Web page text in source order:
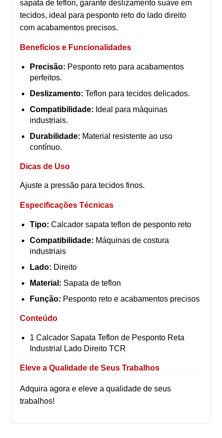
sapata de teflon, garante deslizamento suave em
tecidos, ideal para pesponto reto do lado direito
com acabamentos precisos.
Benefícios e Funcionalidades
Precisão: Pesponto reto para acabamentos
perfeitos.
Deslizamento: Teflon para tecidos delicados.
Compatibilidade: Ideal para máquinas
industriais.
Durabilidade: Material resistente ao uso
contínuo.
Dicas de Uso
Ajuste a pressão para tecidos finos.
Especificações Técnicas
Tipo: Calcador sapata teflon de pesponto reto
Compatibilidade: Máquinas de costura
industriais
Lado: Direito
Material: Sapata de teflon
Função: Pesponto reto e acabamentos precisos
Conteúdo
1 Calcador Sapata Teflon de Pesponto Reta
Industrial Lado Direito TCR
Eleve a Qualidade de Seus Trabalhos
Adquira agora e eleve a qualidade de seus
trabalhos!